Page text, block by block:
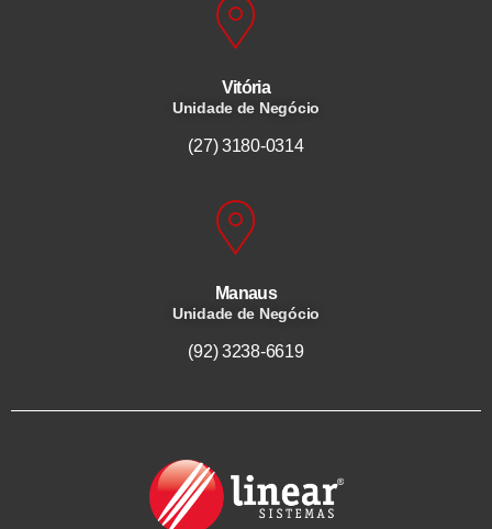
Vitória
Unidade de Negócio
(27) 3180-0314
Manaus
Unidade de Negócio
(92) 3238-6619